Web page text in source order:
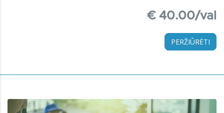
€ 40.00/val
PERŽIŪRĖTI